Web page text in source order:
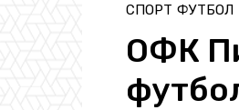
СПОРТ ФУТБОЛ
ОФК